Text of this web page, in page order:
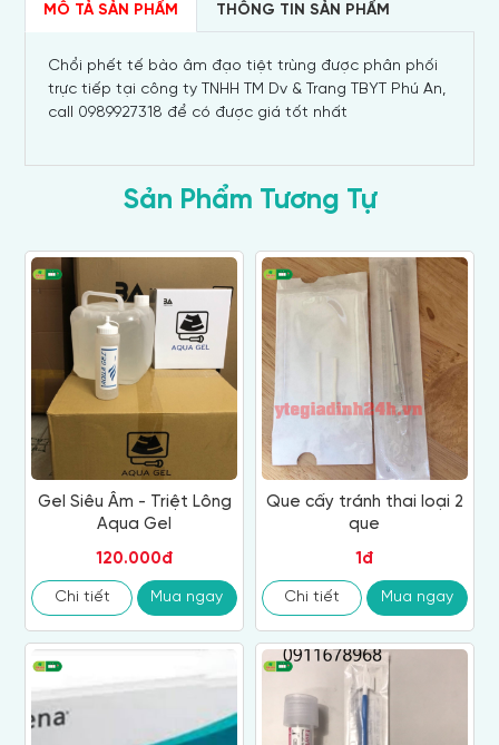
MÔ TẢ SẢN PHẨM THÔNG TIN SẢN PHẨM
Chổi phết tế bào âm đạo tiệt trùng được phân phối
trực tiếp tại công ty TNHH TM Dv & Trang TBYT Phú An,
call 0989927318 để có được giá tốt nhất
Sản Phẩm Tương Tự
Gel Siêu Âm - Triệt Lông
Aqua Gel
120.000đ
Chi tiết Mua ngay
Que cấy tránh thai loại 2
que
1đ
Chi tiết Mua ngay